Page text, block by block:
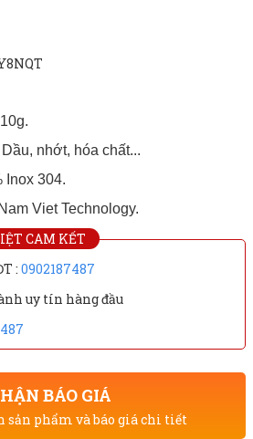
Dầu, nhớt, hóa chất...
Inox 304.
Nam Viet Technology.
CAM KẾT
: 0902187487
uy tín hàng đầu
BÁO GIÁ
sản phẩm và báo giá chi tiết